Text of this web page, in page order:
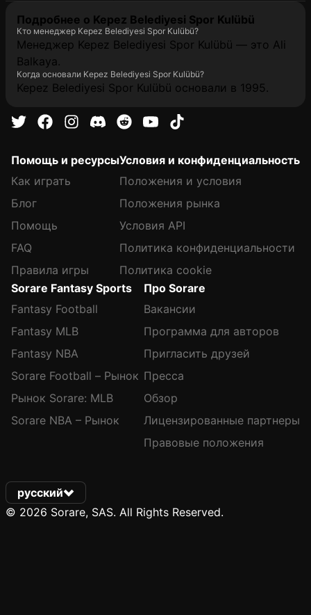
Подробнее о Kepez Belediyesi Spor Kulübü
Кто менеджер Kepez Belediyesi Spor Kulübü?
Менеджер Kepez Belediyesi Spor Kulübü — это Ali
Balkaya.
Когда основали Kepez Belediyesi Spor Kulübü?
Kepez Belediyesi Spor Kulübü основали в 1995.
Помощь и ресурсы
Как играть
Блог
Помощь
FAQ
Правила игры
Условия и конфиденциальность
Положения и условия
Положения рынка
Условия API
Политика конфиденциальности
Политика cookie
Sorare Fantasy Sports
Fantasy Football
Fantasy MLB
Fantasy NBA
Sorare Football – Рынок
Рынок Sorare: MLB
Sorare NBA – Рынок
Про Sorare
Вакансии
Программа для авторов
Пригласить друзей
Пресса
Обзор
Лицензированные партнеры
Правовые положения
русский
© 2026 Sorare, SAS. All Rights Reserved.